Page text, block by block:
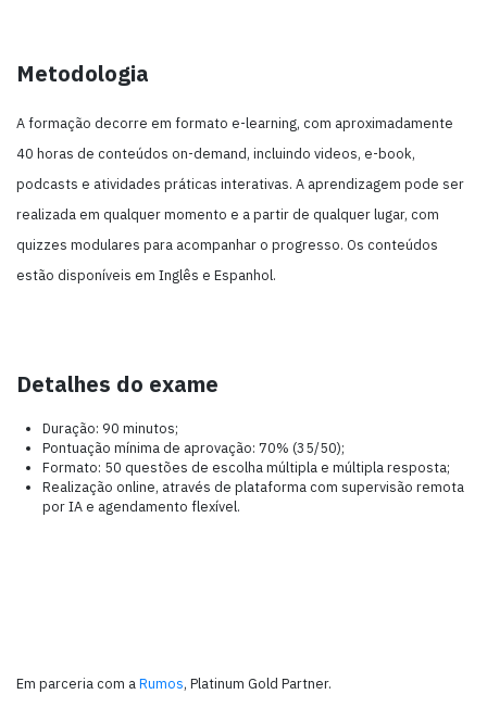
Metodologia
A formação decorre em formato e-learning, com aproximadamente
40 horas de conteúdos on-demand, incluindo videos, e-book,
podcasts e atividades práticas interativas. A aprendizagem pode ser
realizada em qualquer momento e a partir de qualquer lugar, com
quizzes modulares para acompanhar o progresso. Os conteúdos
estão disponíveis em Inglês e Espanhol.
Detalhes do exame
Duração: 90 minutos;
Pontuação mínima de aprovação: 70% (35/50);
Formato: 50 questões de escolha múltipla e múltipla resposta;
Realização online, através de plataforma com supervisão remota
por IA e agendamento flexível.
Em parceria com aRumos, Platinum Gold Partner.